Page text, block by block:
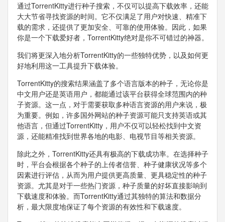
通过TorrentKitty进行种子搜索，不仅可以提高下载效率，还能
大大节省寻找资源的时间。它不仅满足了用户对快速、精准下
载的需求，还提供了更加安全、可靠的使用体验。因此，如果
你是一个下载爱好者，TorrentKitty绝对是你不可错过的神器。
我们将更深入地分析TorrentKitty的一些独特优势，以及如何更
好地利用这一工具提升下载体验。
TorrentKitty的搜索结果涵盖了多个语言版本的种子，无论你是
中文用户还是英语用户，都能通过该平台获得全球范围内的种
子资源。这一点，对于需要获取多种语言资源的用户来说，极
为重要。例如，许多国外网站的种子资源可能只支持英语或其
他语言，但通过TorrentKitty，用户不仅可以轻松找到中文资
源，还能精准找到世界各地的电影、电视节目等相关资源。
除此之外，TorrentKitty还具有极高的下载成功率。在选择种子
时，平台会根据各个种子的上传者信誉、种子健康状况等多个
因素进行评估，从而为用户提供更高质量、更具稳定性的种子
资源。尤其是对于一些热门资源，种子质量的好坏直接影响到
下载速度和体验。而TorrentKitty通过其独特的算法和数据分
析，最大限度地保证了每个资源的有效性和下载速度。